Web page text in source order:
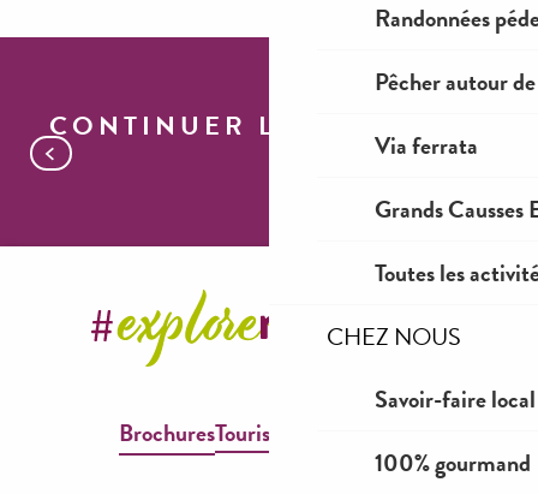
Randonnées
Pêcher autour
Via ferrata
Grands Causses
Toutes les
CHEZ NOUS
Savoir-faire local
100% gourmand
CONTINUER LA VISITE
Les marchés du larzac
BrochuresTourisme & Handicap